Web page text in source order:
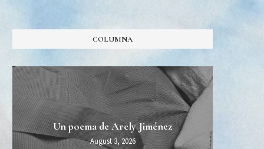
COLUMNA
Un poema de Arely Jiménez
August 3, 2026